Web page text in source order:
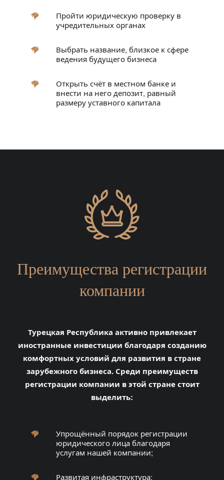
Пройти юридическую проверку в
учредительных органах
Выбрать название, близкое к сфере
ведения будущего бизнеса
Открыть счёт в местном банке и
внести на него депозит, равный
размеру уставного капитала
Преимущества регистрации
компании
Турецкая Республика активно привлекает
иностранные инвестиции благодаря созданию
комфортных условий для развития в стране
зарубежного бизнеса. Среди преимуществ
регистрации компании в этой стране стоит
выделить:
Упрощённый порядок регистрации
юридического лица благодаря
услугам нашей компании;
Развитая инфраструктура: